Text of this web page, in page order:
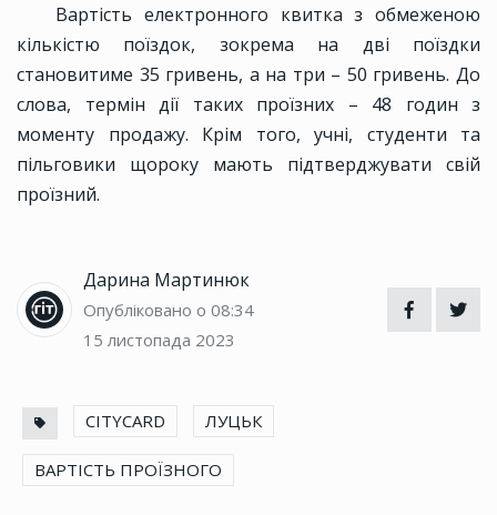
Вартість електронного квитка з обмеженою
кількістю поїздок, зокрема на дві поїздки
становитиме 35 гривень, а на три – 50 гривень. До
слова, термін дії таких проїзних – 48 годин з
моменту продажу. Крім того, учні, студенти та
пільговики щороку мають підтверджувати свій
проїзний.
Дарина Мартинюк
Опубліковано о 08:34
15 листопада 2023
CITYCARD ЛУЦЬК
ВАРТІСТЬ ПРОЇЗНОГО